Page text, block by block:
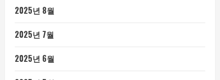
2025년 8월
2025년 7월
2025년 6월